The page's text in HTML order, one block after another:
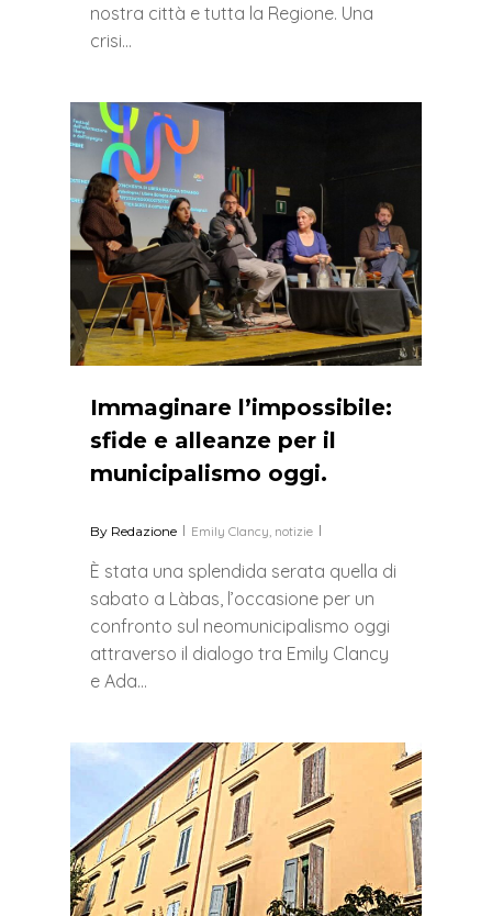
nostra città e tutta la Regione. Una
crisi…
Immaginare l’impossibile:
sfide e alleanze per il
municipalismo oggi.
By Redazione Emily Clancy notizie
È stata una splendida serata quella di
sabato a Làbas, l’occasione per un
confronto sul neomunicipalismo oggi
attraverso il dialogo tra Emily Clancy
e Ada…
0
0